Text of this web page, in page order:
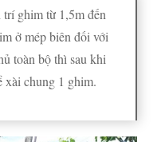
ghim từ 1,5m đến
ở mép biên đối với
toàn bộ thì sau khi
xài chung 1 ghim.